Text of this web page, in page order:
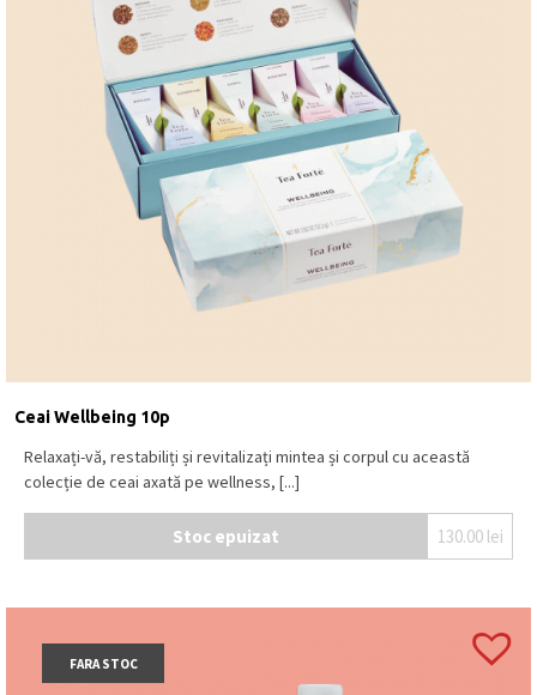
Ceai Wellbeing 10p
Relaxați-vă, restabiliți și revitalizați mintea și corpul cu această
colecție de ceai axată pe wellness, [...]
Stoc epuizat 130.00 lei
FARA STOC